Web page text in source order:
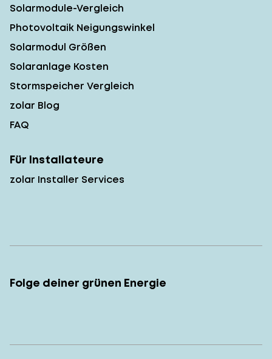
Solarmodule-Vergleich
Photovoltaik Neigungswinkel
Solarmodul Größen
Solaranlage Kosten
Stormspeicher Vergleich
zolar Blog
FAQ
Für Installateure
zolar Installer Services
Folge deiner grünen Energie